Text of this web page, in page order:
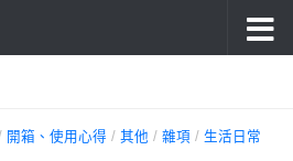
開箱、使用心得 / 其他 / 雜項 / 生活日常